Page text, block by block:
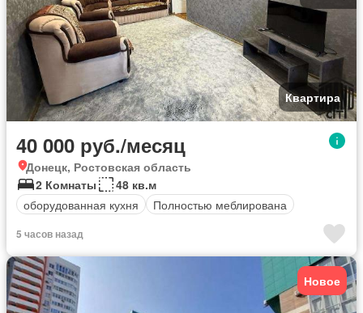
Квартира
40 000 руб./месяц
Донецк, Ростовская область
2 Комнаты
48 кв.м
оборудованная кухня
Полностью меблирована
5 часов назад
Новое